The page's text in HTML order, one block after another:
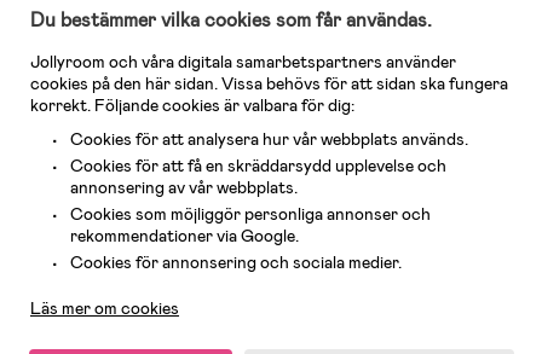
hos oss. I vårt sortiment hittar du barnvagnar, bilstolar, kläder för barn och
baby, produkter för mamman, massor av inspirerande inredning, leksaker,
babyprodukter och mycket mer. Vi erbjuder produkter från välkända
varumärken så som Britax, Maxi-Cosi, Baby Jogger, BabyBjörn, Didriksons,
KidKraft, Ergobaby, Philips Avent, Neonate, Cybex, LEGO och många fler.
Välkommen in och kika runt i Nordens största barn- och babybutik på nätet!
© 2026 Jollyroom AB. Alla rättigheter reserverade.
Du bestämmer vilka cookies som får användas.
Jollyroom och våra digitala samarbetspartners använder
cookies på den här sidan. Vissa behövs för att sidan ska fungera
korrekt. Följande cookies är valbara för dig:
Cookies för att analysera hur vår webbplats används.
Cookies för att få en skräddarsydd upplevelse och
annonsering av vår webbplats.
Cookies som möjliggör personliga annonser och
rekommendationer via Google.
Cookies för annonsering och sociala medier.
Läs mer om cookies